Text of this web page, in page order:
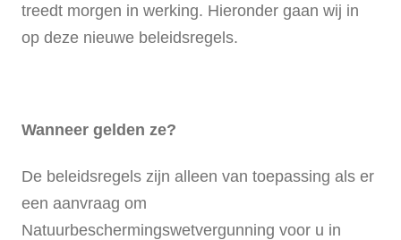
treedt morgen in werking. Hieronder gaan wij in
op deze nieuwe beleidsregels.
Wanneer gelden ze?
De beleidsregels zijn alleen van toepassing als er
een aanvraag om
Natuurbeschermingswetvergunning voor u in